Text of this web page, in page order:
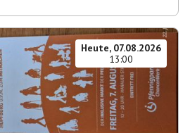
Heute, 07.08.2026
13:00